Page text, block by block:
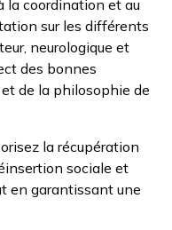
la coordination et au
sur les différents
neurologique et
des bonnes
et de la philosophie de
la récupération
sociale et
en garantissant une